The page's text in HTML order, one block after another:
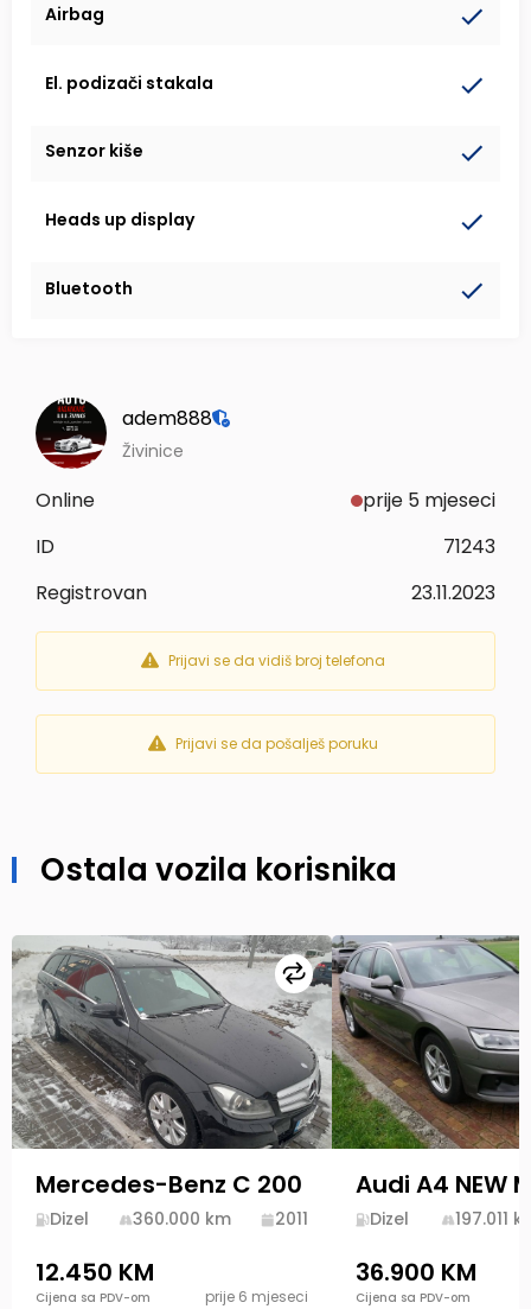
Airbag
El. podizači stakala
Senzor kiše
Heads up display
Bluetooth
adem888
Živinice
Online
prije 5 mjeseci
ID
71243
Registrovan
23.11.2023
Prijavi se da vidiš broj telefona
Prijavi se da pošalješ poruku
Ostala vozila korisnika
Uporedi
Mercedes-Benz C 200
Dizel 360.000 km 2011
12.450 KM
Cijena sa PDV-om prije 6 mjeseci
Dizel 197.011
36.900 KM
Cijena sa PDV-om